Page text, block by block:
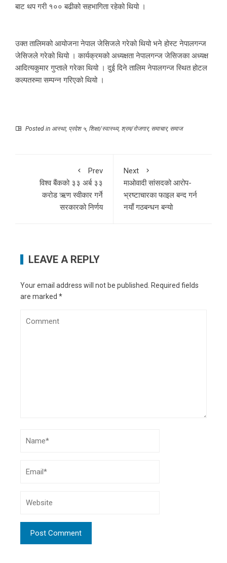
बाट थप गरी १०० बढीको सहभागिता रहेको थियो ।
उक्त तालिमको आयोजना नेपाल जेसिजले गरेको थियो भने होस्ट नेपालगन्ज
जेसिजले गरेको थियो । कार्यक्रमको अध्यक्षता नेपालगन्ज जेसिजका अध्यक्ष
आदित्यकुमार गुप्ताले गरेका थियो । दुई दिने तालिम नेपालगन्ज स्थित होटल
कल्पतरुमा सम्पन्न गरिएको थियो ।
Posted in आस्था, प्रदेश ५, शिक्षा/स्वास्थ्य, श्रम/रोजगार, समाचार, समाज
Prev
विश्व बैंकको ३३ अर्ब ३३
करोड ऋण स्वीकार गर्ने
सरकारको निर्णय
Next
माओवादी सांसदको आरोप-
भ्रष्टाचारका फाइल बन्द गर्न
नयाँ गठबन्धन बन्यो
LEAVE A REPLY
Your email address will not be published. Required fields
are marked *